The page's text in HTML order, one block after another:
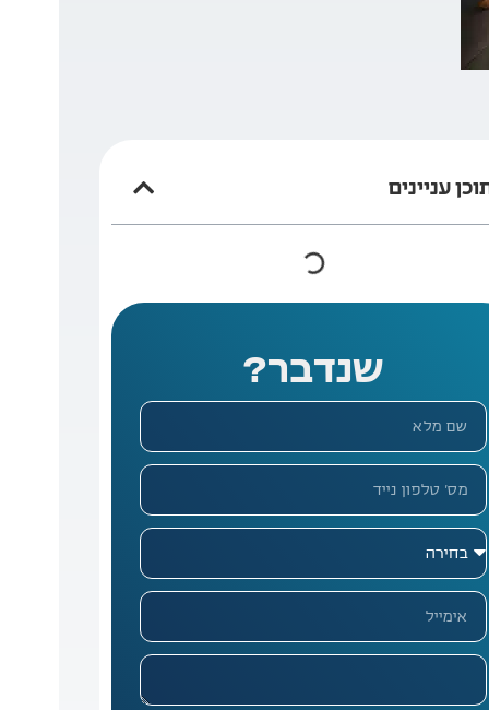
עניינים
שנדבר?